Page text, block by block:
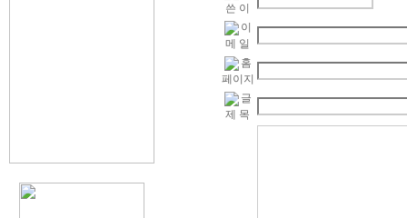
쓴 이
이
메 일
홈
페이지
글
제 목